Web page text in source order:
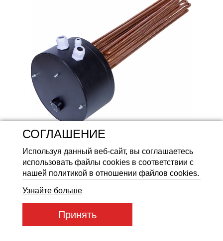
Готовые решения
Аккумуляторные батареи
Артикул товара: 65263
СОГЛАШЕНИЕ
Используя данный веб-сайт, вы соглашаетесь
использовать файлы cookies в соответствии с
нашей политикой в отношении файлов cookies.
Узнайте больше
Принять